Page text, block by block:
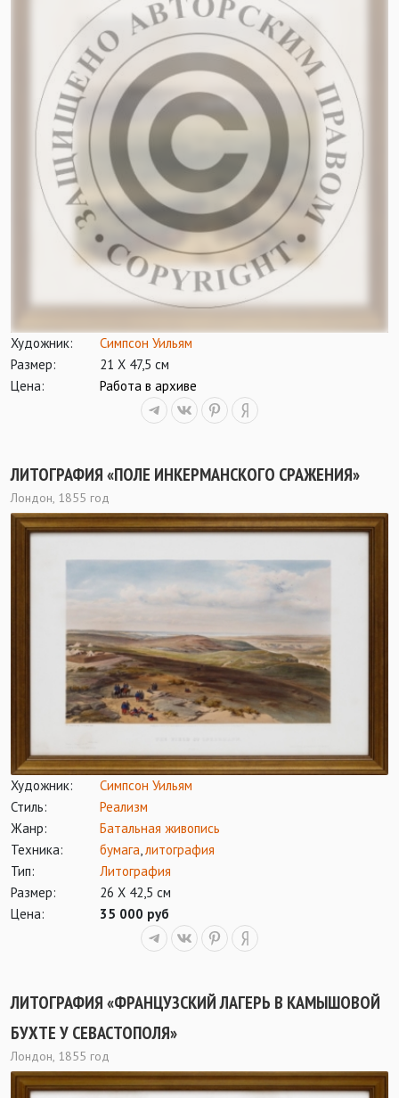
Художник:
Симпсон Уильям
Размер:
21 Х 47,5 см
Цена:
Работа в архиве
ЛИТОГРАФИЯ «ПОЛЕ ИНКЕРМАНСКОГО СРАЖЕНИЯ»
Лондон, 1855 год
Художник:
Симпсон Уильям
Стиль:
Реализм
Жанр:
Батальная живопись
Техника:
бумага,литография
Тип:
Литография
Размер:
26 Х 42,5 см
Цена:
35 000 руб
ЛИТОГРАФИЯ «ФРАНЦУЗСКИЙ ЛАГЕРЬ В КАМЫШОВОЙ
БУХТЕ У СЕВАСТОПОЛЯ»
Лондон, 1855 год